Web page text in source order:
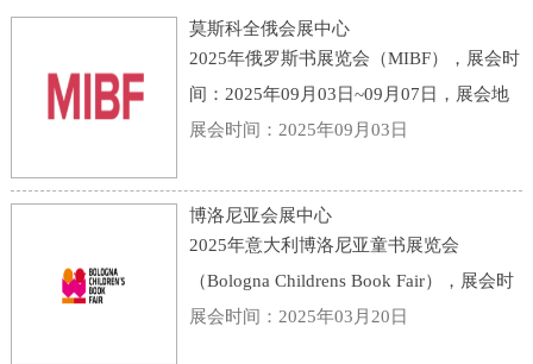
莫斯科全俄会展中心
2025年俄罗斯书展览会（MIBF），展会时
间：2025年09月03日~09月07日，展会地
点：俄罗斯-莫斯科-119 Prospekt Mira,
LITERATURA PUBLI
展会时间：2025年09月03日
博洛尼亚会展中心
2025年意大利博洛尼亚童书展览会
（Bologna Childrens Book Fair），展会时
间：2025年03月31日~04月03日，展会地
展会时间：2025年03月20日